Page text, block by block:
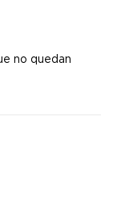
no quedan